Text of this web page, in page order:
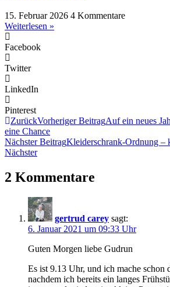
15. Februar 2026 4 Kommentare
Weiterlesen »
Facebook
Twitter
LinkedIn
Pinterest
ZurückVorheriger BeitragAuf ein neues
eine Chance
Nächster BeitragKleiderschrank-Ordnung –
Nächster
2 Kommentare
gertrud carey sagt:
6. Januar 2021 um 09:33 Uhr
Guten Morgen liebe Gudrun
Es ist 9.13 Uhr, und ich mache schon
nachdem ich bereits ein langes